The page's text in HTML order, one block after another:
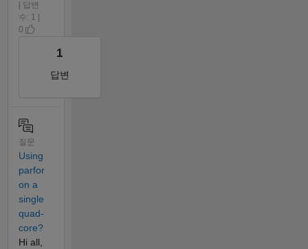
| 답변
수: 1 |
0
1
답변
질문
Using
parfor
on a
single
quad-
core?
Hi all,